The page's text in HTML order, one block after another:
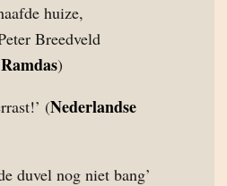
huize,
Breedveld
)
(Nederlandse
duvel nog niet bang’